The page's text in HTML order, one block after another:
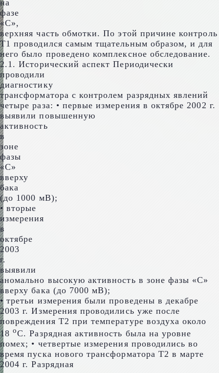
на
фазе
«С»,
верхняя часть обмотки. По этой причине контроль
Т1 проводился самым тщательным образом, и для
него было проведено комплексное обследование.
2.1. Исторический аспект Периодически
проводили
диагностику
трансформатора с контролем разрядных явлений
четыре раза: • первые измерения в октябре 2002 г.
выявили повышенную
активность
в
зоне
фазы
«С»
вверху
бака
(до 1000 мВ);
• вторые
измерения
в
октябре
2003
г.
выявили
аномально высокую активность в зоне фазы «С»
вверху бака (до 7000 мВ);
• третьи измерения были проведены в декабре
2003 г. Измерения проводились уже после
повреждения Т2 при температуре воздуха около
18оС. Разрядная активность была на уровне
помех; • четвертые измерения проводились во
время пуска нового трансформатора Т2 в марте
2004 г. Разрядная